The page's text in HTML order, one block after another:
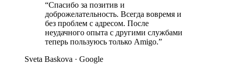
“Спасибо за позитив и
доброжелательность. Всегда вовремя и
без проблем с адресом. После
неудачного опыта с другими службами
теперь пользуюсь только Amigo.”
Sveta Baskova · Google